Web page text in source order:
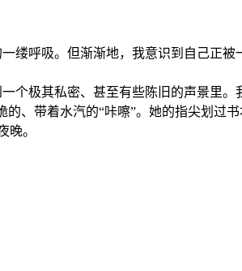
缕呼吸。但渐渐地，我意识到自己正
个极其私密、甚至有些陈旧的声景里
、带着水汽的“咔嚓”。她的指尖划过
晚。